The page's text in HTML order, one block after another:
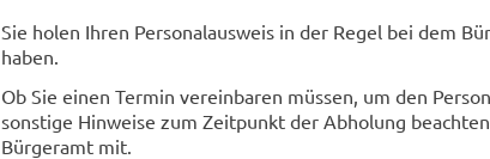
Sie holen Ihren Personalausweis in der Regel bei dem
haben.
Ob Sie einen Termin vereinbaren müssen, um den
sonstige Hinweise zum Zeitpunkt der Abholung
Bürgeramt mit.